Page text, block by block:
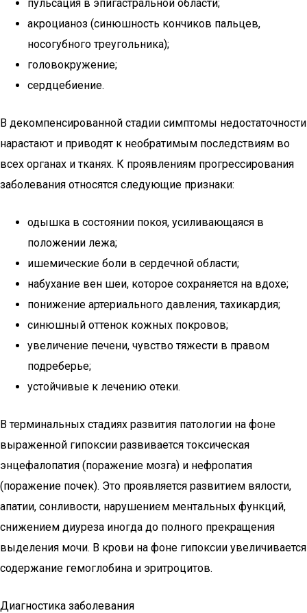
пульсация в эпигастральной области;
акроцианоз (синюшность кончиков пальцев,
носогубного треугольника);
головокружение;
сердцебиение.
В декомпенсированной стадии симптомы недостаточности
нарастают и приводят к необратимым последствиям во
всех органах и тканях. К проявлениям прогрессирования
заболевания относятся следующие признаки:
одышка в состоянии покоя, усиливающаяся в
положении лежа;
ишемические боли в сердечной области;
набухание вен шеи, которое сохраняется на вдохе;
понижение артериального давления, тахикардия;
синюшный оттенок кожных покровов;
увеличение печени, чувство тяжести в правом
подреберье;
устойчивые к лечению отеки.
В терминальных стадиях развития патологии на фоне
выраженной гипоксии развивается токсическая
энцефалопатия (поражение мозга) и нефропатия
(поражение почек). Это проявляется развитием вялости,
апатии, сонливости, нарушением ментальных функций,
снижением диуреза иногда до полного прекращения
выделения мочи. В крови на фоне гипоксии увеличивается
содержание гемоглобина и эритроцитов.
Диагностика заболевания